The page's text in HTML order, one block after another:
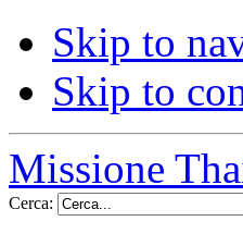
Skip to
Skip to
Missione
Cerca: